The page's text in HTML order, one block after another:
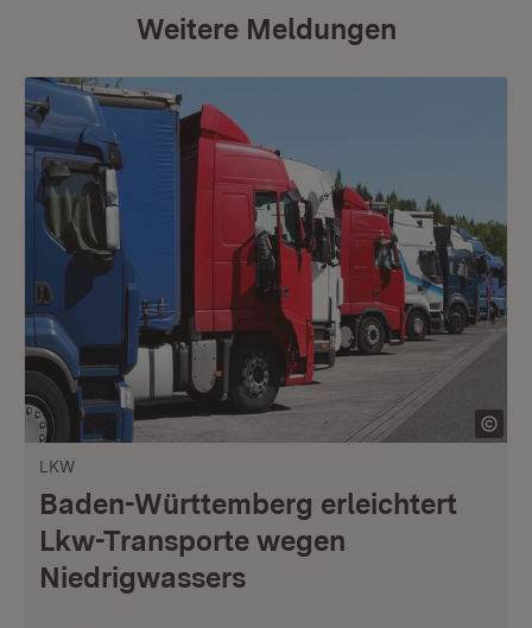
Weitere Meldungen
LKW
Baden-Württemberg erleichtert
Lkw-Transporte wegen
Niedrigwassers